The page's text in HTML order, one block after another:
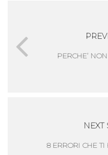
PERCHE’
NEXT
8 ERRORI CHE